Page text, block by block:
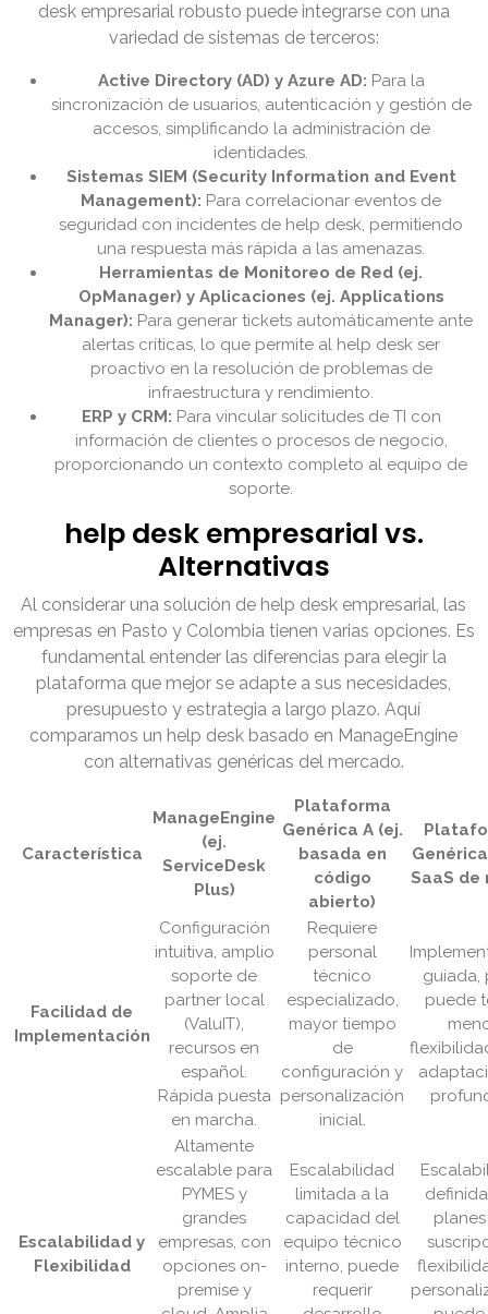
desk empresarial robusto puede integrarse con una
variedad de sistemas de terceros:
Active Directory (AD) y Azure AD: Para la
sincronización de usuarios, autenticación y gestión de
accesos, simplificando la administración de
identidades.
Sistemas SIEM (Security Information and Event
Management): Para correlacionar eventos de
seguridad con incidentes de help desk, permitiendo
una respuesta más rápida a las amenazas.
Herramientas de Monitoreo de Red (ej.
OpManager) y Aplicaciones (ej. Applications
Manager): Para generar tickets automáticamente ante
alertas críticas, lo que permite al help desk ser
proactivo en la resolución de problemas de
infraestructura y rendimiento.
ERP y CRM: Para vincular solicitudes de TI con
información de clientes o procesos de negocio,
proporcionando un contexto completo al equipo de
soporte.
help desk empresarial vs.
Alternativas
Al considerar una solución de help desk empresarial, las
empresas en Pasto y Colombia tienen varias opciones. Es
fundamental entender las diferencias para elegir la
plataforma que mejor se adapte a sus necesidades,
presupuesto y estrategia a largo plazo. Aquí
comparamos un help desk basado en ManageEngine
con alternativas genéricas del mercado.
Característica
ManageEngine
(ej.
ServiceDesk
Plus)
Plataforma
Genérica A (ej.
basada en
código
abierto)
SaaS de
Facilidad de
Implementación
Configuración
intuitiva, amplio
soporte de
partner local
(ValuIT),
recursos en
español.
Rápida puesta
en marcha.
Requiere
personal
técnico
especializado,
mayor tiempo
de
configuración y
personalización
inicial.
guiada,
puede
Escalabilidad y
Flexibilidad
Altamente
escalable para
PYMES y
grandes
empresas, con
opciones on-
premise y
Escalabilidad
limitada a la
capacidad del
equipo técnico
interno, puede
requerir